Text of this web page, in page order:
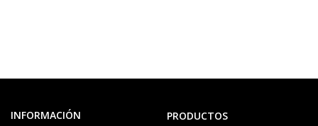
INFORMACIÓN
PRODUCTOS